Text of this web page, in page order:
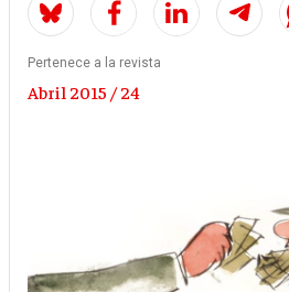
Pertenece a la revista
Abril 2015 / 24